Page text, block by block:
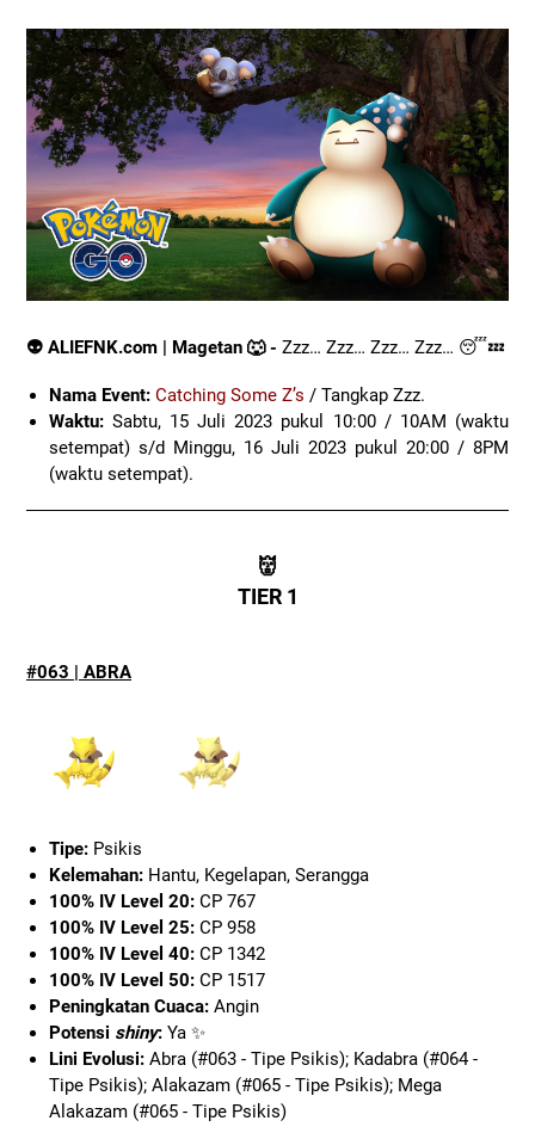
👽 ALIEFNK.com | Magetan 🐺 - Zzz… Zzz… Zzz… Zzz… 😴💤
Nama Event: Catching Some Z’s / Tangkap Zzz.
Waktu:Sabtu, 15 Juli 2023 pukul 10:00 / 10AM (waktu
setempat) s/d Minggu, 16 Juli 2023 pukul 20:00 / 8PM
(waktu setempat).
👹
TIER 1
#063 | ABRA
Tipe:Psikis
Kelemahan:Hantu, Kegelapan, Serangga
100% IV Level 20:CP 767
100% IV Level 25:CP 958
100% IV Level 40:CP 1342
100% IV Level 50:CP 1517
Peningkatan Cuaca:Angin
Potensi shiny:Ya ✨
Lini Evolusi:Abra (#063 - Tipe Psikis); Kadabra (#064 -
Tipe Psikis); Alakazam (#065 - Tipe Psikis); Mega
Alakazam (#065 - Tipe Psikis)